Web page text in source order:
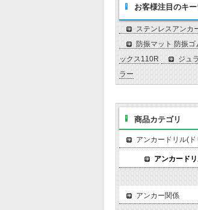
お客様注目のキ
ステンレスアンカ
防振マット 防振ゴ
ックス110R
ジュ
ラー
商品カテゴリ
アンカードリル(
アンカード
アンカー関係